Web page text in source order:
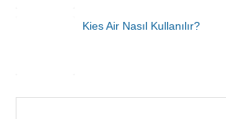
Kies Air Nasıl Kullanılır?